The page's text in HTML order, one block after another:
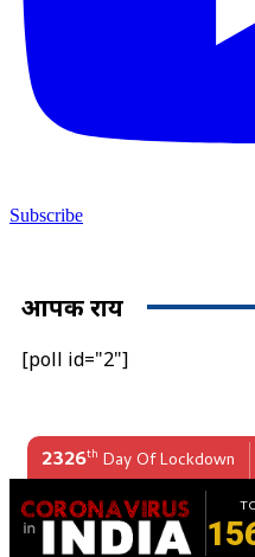
Subscribe
आपकी राय
[poll id="2"]